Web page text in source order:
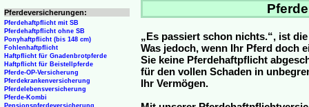
„Es passiert schon nichts.“, ist
Was jedoch, wenn Ihr Pferd doch
Sie keine Pferdehaftpflicht
für den vollen Schaden in
Ihr Vermögen.
Pferdeversicherungen:
Pferdehaftpflicht mit SB
Pferdehaftpflicht ohne SB
Ponyhaftpflicht (bis 148 cm)
Fohlenhaftpflicht
Haftpflicht für Gnadenbrotpferde
Haftpflicht für Beistellpferde
Pferde-OP-Versicherung
Pferdekrankenversicherung
Pferdelebensversicherung
Pferde-Kombi